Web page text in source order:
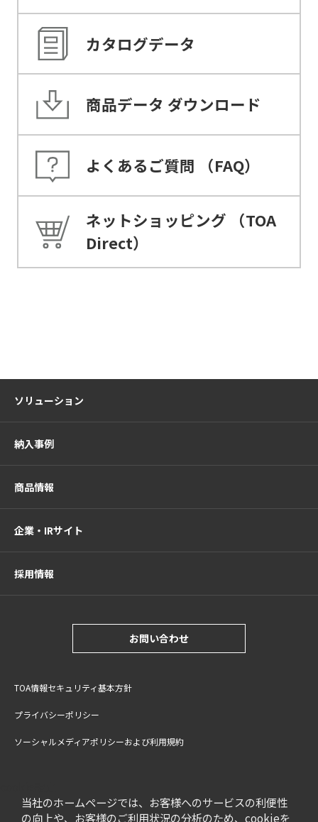
当社のホームページでは、お客様へのサービスの利便性
の向上や、お客様のご利用状況の分析のため、cookieを
カタログデータ
商品データ ダウンロード
よくあるご質問 （FAQ）
ネットショッピング （TOA
Direct）
ソリューション
納入事例
商品情報
企業・IRサイト
採用情報
お問い合わせ
TOA情報セキュリティ基本方針
プライバシーポリシー
ソーシャルメディアポリシーおよび利用規約
特定商取引法に基づく表記